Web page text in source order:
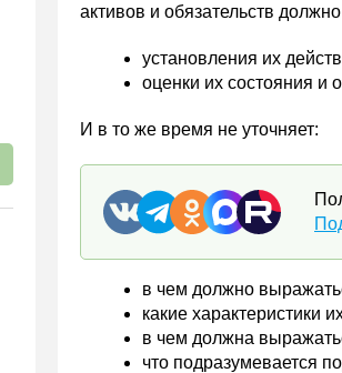
активов и обязательств
установления их
оценки их состояния и
И в то же время не уточняет:
в чем должно
какие характеристики
в чем должна
что подразумевается